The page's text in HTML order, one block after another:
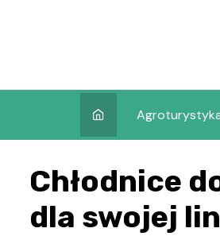
Chłodnice
dla swojej